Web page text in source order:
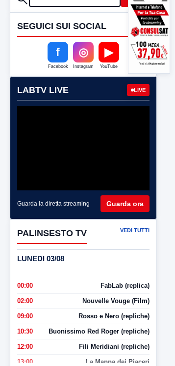
SEGUICI SUI SOCIAL
f
Facebook
◎
Instagram
▶
YouTube
LABTV LIVE LIVE
Guarda la diretta streaming Guarda ora
PALINSESTO TV VEDI TUTTI
LUNEDI 03/08
00:00 FabLab (replica)
02:00 Nouvelle Vouge (Film)
09:00 Rosso e Nero (repliche)
10:30 Buonissimo Red Roger (repliche)
12:00 Fili Meridiani (repliche)
13:00 La Mappa dei Piaceri